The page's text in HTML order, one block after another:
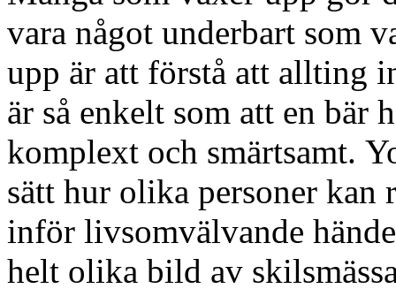
vara något underbart som
upp är att förstå att allting
är så enkelt som att en bär
komplext och smärtsamt.
sätt hur olika personer kan
inför livsomvälvande
helt olika bild av